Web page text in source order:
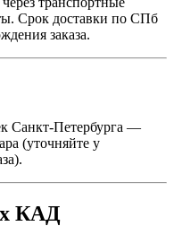
Срок доставки по СПб
заказа.
Санкт-Петербурга —
(уточняйте у
КАД